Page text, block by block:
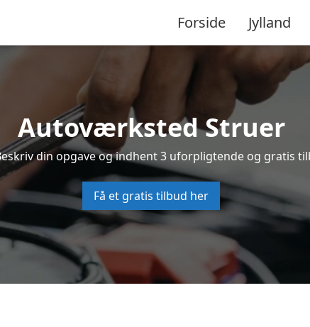
Forside Jylland
Autoværksted Struer
din opgave og indhent 3 uforpligtende og gratis
Få et gratis tilbud her